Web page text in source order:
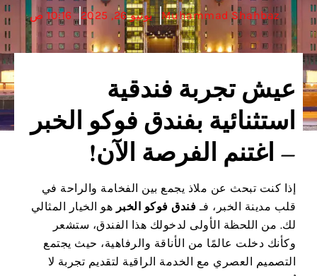
Muhammad Shahbaz يونيو 26, 2025 10:16 ص
عيش تجربة فندقية
استثنائية بفندق فوكو الخبر
– اغتنم الفرصة الآن!
إذا كنت تبحث عن ملاذ يجمع بين الفخامة والراحة في
قلب مدينة الخبر، فـ فندق فوكو الخبر هو الخيار المثالي
لك. من اللحظة الأولى لدخولك هذا الفندق، ستشعر
وكأنك دخلت عالمًا من الأناقة والرفاهية، حيث يجتمع
التصميم العصري مع الخدمة الراقية لتقديم تجربة لا